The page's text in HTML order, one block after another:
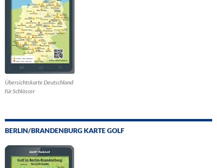
Übersichtskarte Deutschland
für Schlösser
BERLIN/BRANDENBURG KARTE GOLF